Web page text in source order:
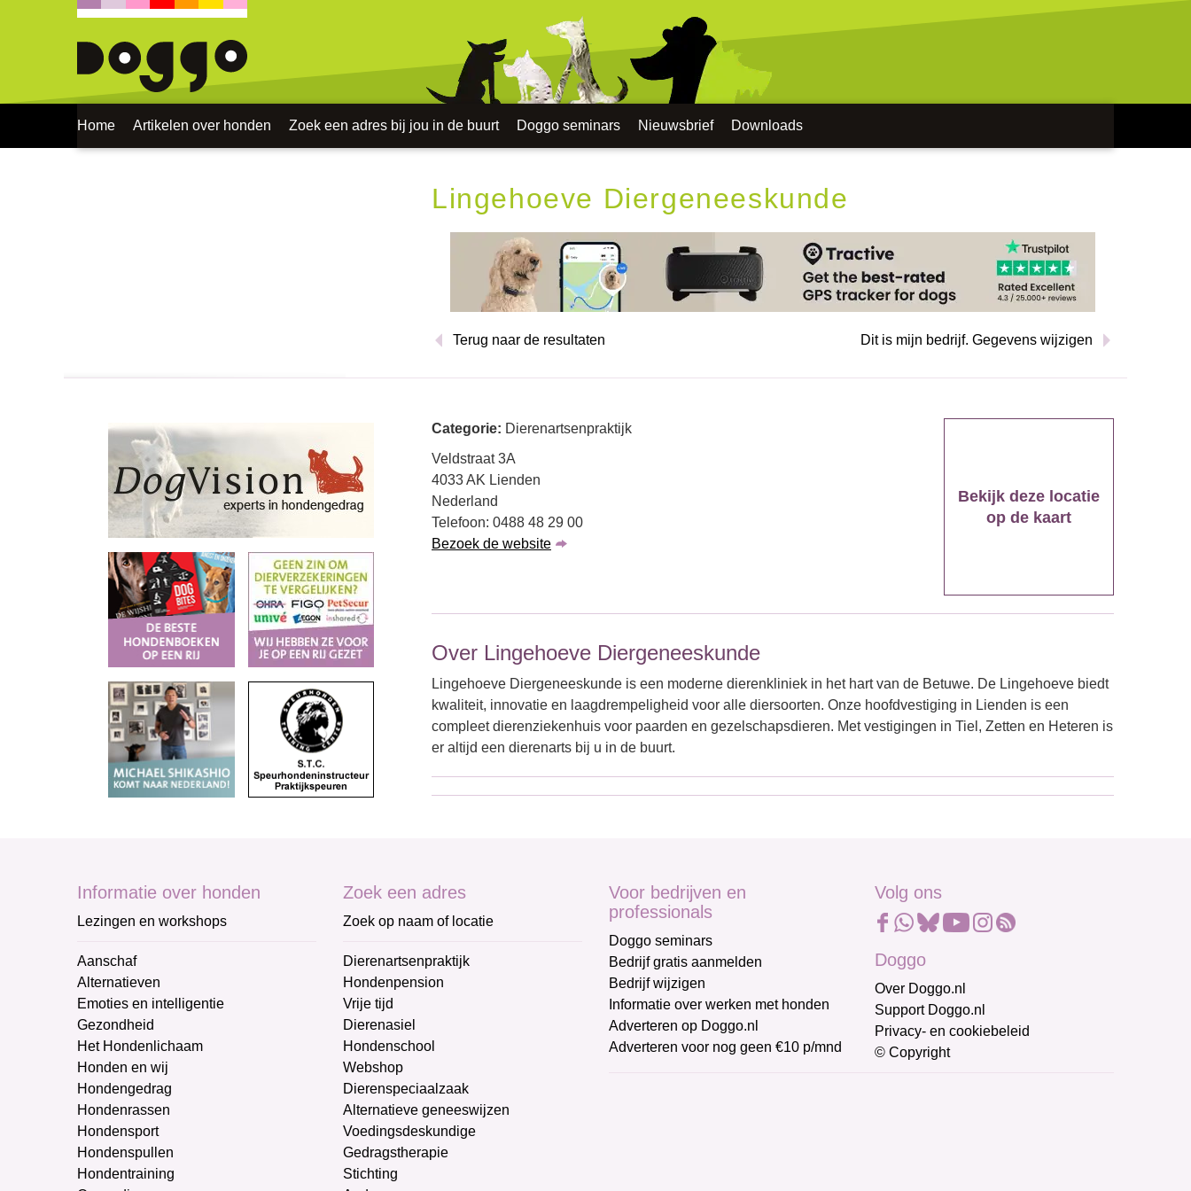
Home Artikelen over honden Zoek een adres bij jou in de buurt Doggo seminars Nieuwsbrief Downloads
Lingehoeve Diergeneeskunde
Terug naar de resultaten Dit is mijn bedrijf. Gegevens wijzigen
Categorie: Dierenartsenpraktijk
Veldstraat 3A
4033 AK Lienden
Nederland
Telefoon: 0488 48 29 00
Bezoek de website
Bekijk deze locatie
op de kaart
Over Lingehoeve Diergeneeskunde
Lingehoeve Diergeneeskunde is een moderne dierenkliniek in het hart van de Betuwe. De Lingehoeve biedt
kwaliteit, innovatie en laagdrempeligheid voor alle diersoorten. Onze hoofdvestiging in Lienden is een
compleet dierenziekenhuis voor paarden en gezelschapsdieren. Met vestigingen in Tiel, Zetten en Heteren is
er altijd een dierenarts bij u in de buurt.
Informatie over honden
Lezingen en workshops
Aanschaf
Alternatieven
Emoties en intelligentie
Gezondheid
Het Hondenlichaam
Honden en wij
Hondengedrag
Hondenrassen
Hondensport
Hondenspullen
Hondentraining
Zoek een adres
Zoek op naam of locatie
Dierenartsenpraktijk
Hondenpension
Vrije tijd
Dierenasiel
Hondenschool
Webshop
Dierenspeciaalzaak
Alternatieve geneeswijzen
Voedingsdeskundige
Gedragstherapie
Stichting
Voor bedrijven en
professionals
Doggo seminars
Bedrijf gratis aanmelden
Bedrijf wijzigen
Informatie over werken met honden
Adverteren op Doggo.nl
Adverteren voor nog geen €10 p/mnd
Volg ons
Doggo
Over Doggo.nl
Support Doggo.nl
Privacy- en cookiebeleid
© Copyright